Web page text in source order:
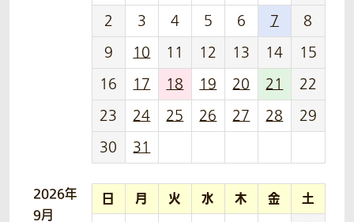
2
3 4 5 6 7
8
9
10 11 12 13 14
15
16
17 18 19 20 21
22
23
24 25 26 27 28
29
30
31
2026年
9月
日 月 火 水 木 金 土